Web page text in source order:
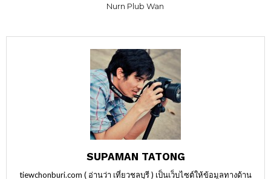
Nurn Plub Wan
SUPAMAN TATONG
tiewchonburi.com ( อ่านว่า เที่ยวชลบุรี ) เป็นเว็บไซต์ให้ข้อมูลทางด้าน